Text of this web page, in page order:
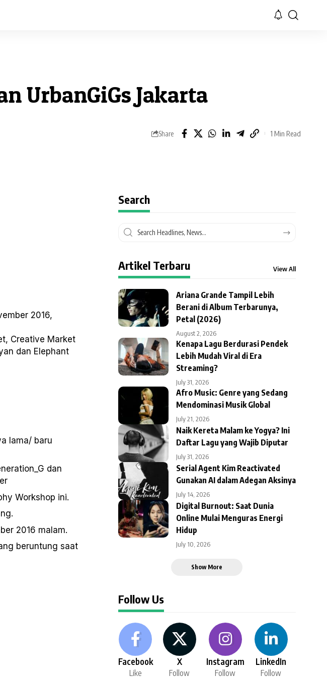
UrbanGiGs Jakarta
Share 1 Min Read
2016,
Creative Market
dan Elephant
lama/ baru
dan
Workshop ini.
2016 malam.
beruntung saat
Search
Artikel Terbaru View All
Ariana Grande Tampil Lebih
Berani di Album Terbarunya,
Petal (2026)
August 2, 2026
Kenapa Lagu Berdurasi Pendek
Lebih Mudah Viral di Era
Streaming?
July 31, 2026
Afro Music: Genre yang Sedang
Mendominasi Musik Global
July 21, 2026
Naik Kereta Malam ke Yogya? Ini
Daftar Lagu yang Wajib Diputar
July 31, 2026
Serial Agent Kim Reactivated
Gunakan AI dalam Adegan Aksinya
July 14, 2026
Digital Burnout: Saat Dunia
Online Mulai Menguras Energi
Hidup
July 10, 2026
Show More
Follow Us
Facebook
Like
X
Follow
Instagram
Follow
LinkedIn
Follow